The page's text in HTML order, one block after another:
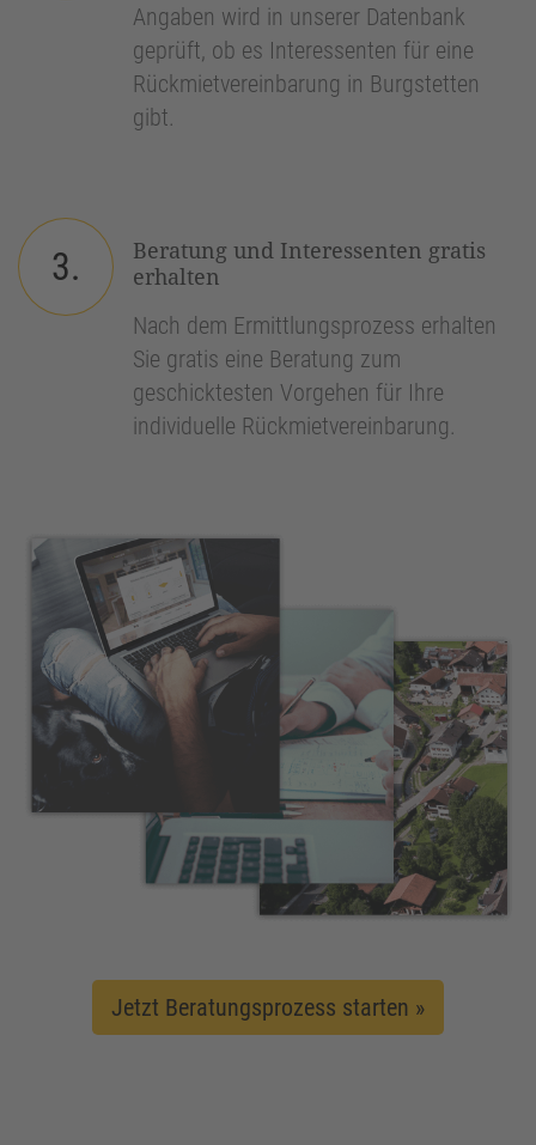
Angaben wird in unserer Datenbank
geprüft, ob es Interessenten für eine
Rückmietvereinbarung in Burgstetten
gibt.
3.
Beratung und Interessenten gratis
erhalten
Nach dem Ermittlungsprozess erhalten
Sie gratis eine Beratung zum
geschicktesten Vorgehen für Ihre
individuelle Rückmietvereinbarung.
Jetzt Beratungsprozess starten »